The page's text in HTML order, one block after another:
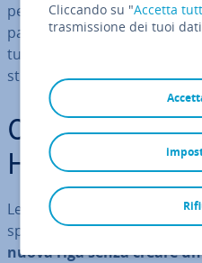
per iniziare una nuova riga
paragrafo. Le in­ter­ru­zio­ni
tu­ra­re e for­mat­ta­re i testi e
strutture di testo in
Cos’è
HTML?
Le in­ter­ru­zio­ni di riga (ritorni
speciali elementi HTML che
nuova riga senza creare
Cliccando su "Accetta
trasmissione dei tuoi